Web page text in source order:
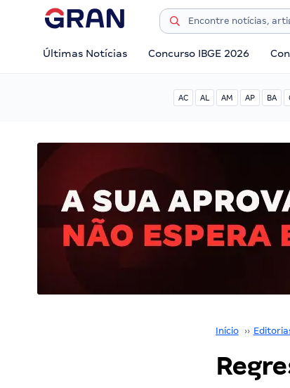
Últimas Notícias Concurso IBGE 2026
AC AL AM AP BA
Início ››